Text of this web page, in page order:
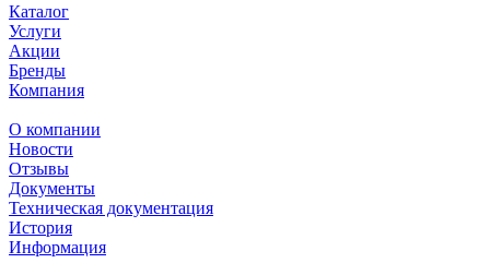
Каталог
Услуги
Акции
Бренды
Компания
О компании
Новости
Отзывы
Документы
Техническая документация
История
Информация